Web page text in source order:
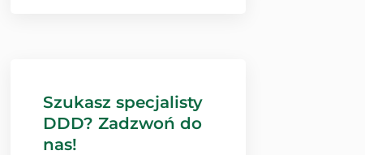
Szukasz specjalisty
DDD? Zadzwoń do
nas!